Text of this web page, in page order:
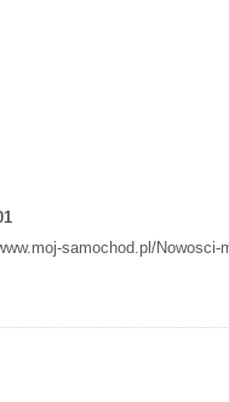
samochod.pl/